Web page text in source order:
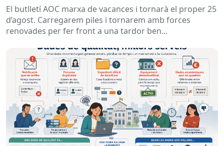
El butlletí AOC marxa de vacances i tornarà el proper 25
d’agost. Carregarem piles i tornarem amb forces
renovades per fer front a una tardor ben...